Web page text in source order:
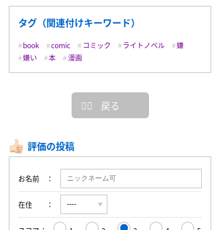
タグ（関連付けキーワード）
book comic コミック ライトノベル
嫌
嫌い
本 漫画
戻る
評価の投稿
お名前
在住